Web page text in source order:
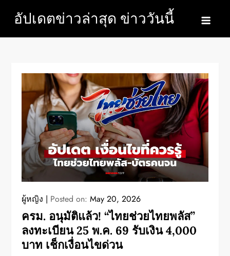
content
อัปเดตข่าวล่าสุด ข่าววันนี้
ผู้หญิง Posted on:May 20, 2026
ครม. อนุมัติแล้ว! “ไทยช่วยไทยพลัส”
ลงทะเบียน 25 พ.ค. 69 รับเงิน 4,000
บาท เช็กเงื่อนไขด่วน